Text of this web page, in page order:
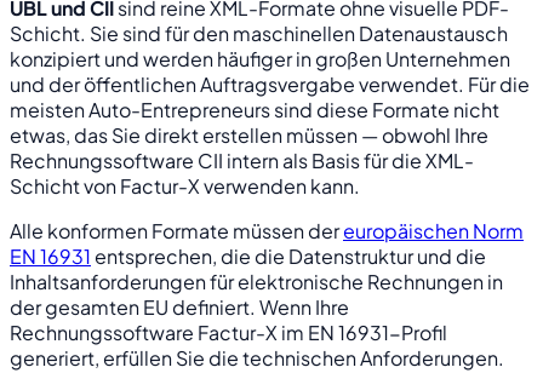
UBL und CIIsind reine XML-Formate ohne visuelle PDF-
Schicht. Sie sind für den maschinellen Datenaustausch
konzipiert und werden häufiger in großen Unternehmen
und der öffentlichen Auftragsvergabe verwendet. Für die
meisten Auto-Entrepreneurs sind diese Formate nicht
etwas, das Sie direkt erstellen müssen — obwohl Ihre
Rechnungssoftware CII intern als Basis für die XML-
Schicht von Factur-X verwenden kann.
Alle konformen Formate müssen dereuropäischen Norm
EN 16931 entsprechen, die die Datenstruktur und die
Inhaltsanforderungen für elektronische Rechnungen in
der gesamten EU definiert. Wenn Ihre
Rechnungssoftware Factur-X im EN 16931-Profil
generiert, erfüllen Sie die technischen Anforderungen.